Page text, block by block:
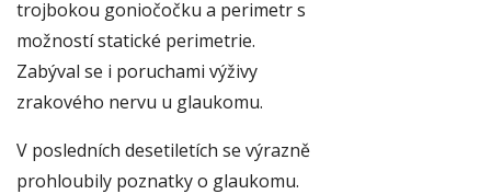
trojbokou goniočočku a perimetr s
možností statické perimetrie.
Zabýval se i poruchami výživy
zrakového nervu u glaukomu.
V posledních desetiletích se výrazně
prohloubily poznatky o glaukomu.